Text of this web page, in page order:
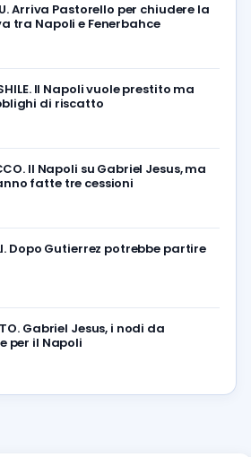
Arriva Pastorello per chiudere la
tra Napoli e Fenerbahce
Il Napoli vuole prestito ma
di riscatto
Il Napoli su Gabriel Jesus, ma
fatte tre cessioni
Dopo Gutierrez potrebbe partire
Gabriel Jesus, i nodi da
per il Napoli